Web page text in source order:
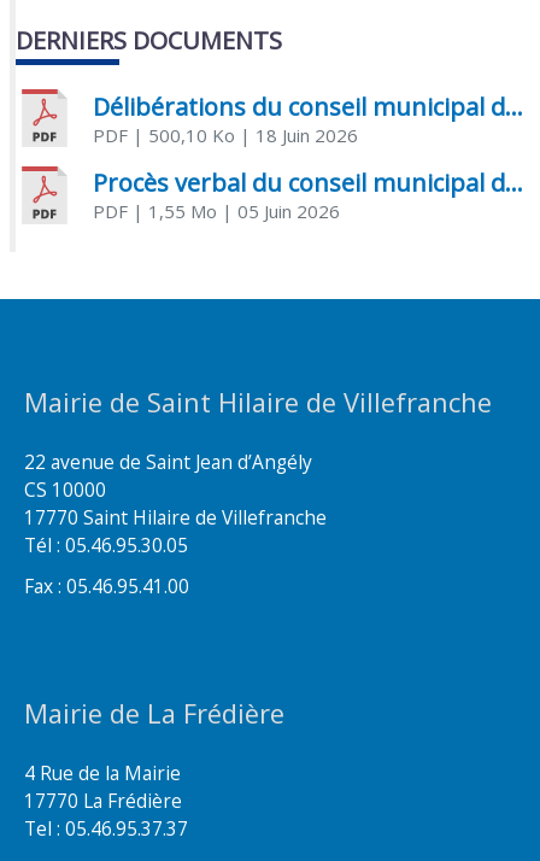
DERNIERS DOCUMENTS
Délibérations du conseil municipal du 18 juin 2026
PDF| 500,10 Ko | 18 Juin 2026
Procès verbal du conseil municipal du 05 juin 2026
PDF| 1,55 Mo | 05 Juin 2026
Mairie de Saint Hilaire de Villefranche
22 avenue de Saint Jean d’Angély
CS 10000
17770 Saint Hilaire de Villefranche
Tél : 05.46.95.30.05
Fax : 05.46.95.41.00
Mairie de La Frédière
4 Rue de la Mairie
17770 La Frédière
Tel : 05.46.95.37.37